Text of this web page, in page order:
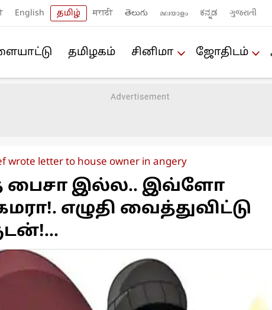
English தமிழ் मराठी తెలుగు മലയാളം ಕನ್ನಡ ગુજરાતી
த‌மிழக‌ம் சினிமா ஜோ‌திட‌ம்
wrote letter to house owner in angery
பைசா இல்ல.. இவ்ளோ
எழுதி வைத்துவிட்டு